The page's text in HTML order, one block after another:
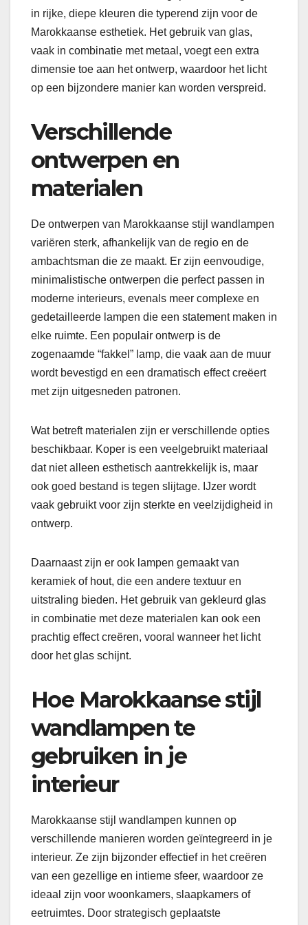
in rijke, diepe kleuren die typerend zijn voor de
Marokkaanse esthetiek. Het gebruik van glas,
vaak in combinatie met metaal, voegt een extra
dimensie toe aan het ontwerp, waardoor het licht
op een bijzondere manier kan worden verspreid.
Verschillende
ontwerpen en
materialen
De ontwerpen van Marokkaanse stijl wandlampen
variëren sterk, afhankelijk van de regio en de
ambachtsman die ze maakt. Er zijn eenvoudige,
minimalistische ontwerpen die perfect passen in
moderne interieurs, evenals meer complexe en
gedetailleerde lampen die een statement maken in
elke ruimte. Een populair ontwerp is de
zogenaamde “fakkel” lamp, die vaak aan de muur
wordt bevestigd en een dramatisch effect creëert
met zijn uitgesneden patronen.
Wat betreft materialen zijn er verschillende opties
beschikbaar. Koper is een veelgebruikt materiaal
dat niet alleen esthetisch aantrekkelijk is, maar
ook goed bestand is tegen slijtage. IJzer wordt
vaak gebruikt voor zijn sterkte en veelzijdigheid in
ontwerp.
Daarnaast zijn er ook lampen gemaakt van
keramiek of hout, die een andere textuur en
uitstraling bieden. Het gebruik van gekleurd glas
in combinatie met deze materialen kan ook een
prachtig effect creëren, vooral wanneer het licht
door het glas schijnt.
Hoe Marokkaanse stijl
wandlampen te
gebruiken in je
interieur
Marokkaanse stijl wandlampen kunnen op
verschillende manieren worden geïntegreerd in je
interieur. Ze zijn bijzonder effectief in het creëren
van een gezellige en intieme sfeer, waardoor ze
ideaal zijn voor woonkamers, slaapkamers of
eetruimtes. Door strategisch geplaatste